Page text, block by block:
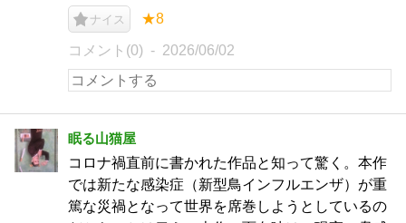
ナイス ★8
コメント(0) 2026/06/02
眠る山猫屋
コロナ禍直前に書かれた作品と知って驚く。本作
では新たな感染症（新型鳥インフルエンザ）が重
篤な災禍となって世界を席巻しようとしているの